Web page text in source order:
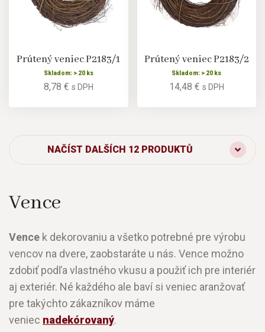
Prútený veniec P2183/1
Skladom: > 20 ks
8,78 € s DPH
Prútený veniec P2183/2
Skladom: > 20 ks
14,48 € s DPH
NAČÍST DALŠÍCH 12 PRODUKTŮ
Vence
Vence k dekorovaniu a všetko potrebné pre výrobu
vencov na dvere, zaobstaráte u nás. Vence možno
zdobiť podľa vlastného vkusu a použiť ich pre interiér
aj exteriér. Né každého ale baví si veniec aranžovať
pre takýchto zákazníkov máme
veniec nadekórovaný.